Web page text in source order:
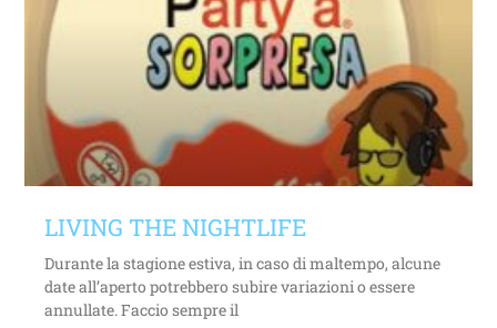
LIVING THE NIGHTLIFE
Durante la stagione estiva, in caso di maltempo, alcune
date all’aperto potrebbero subire variazioni o essere
annullate. Faccio sempre il